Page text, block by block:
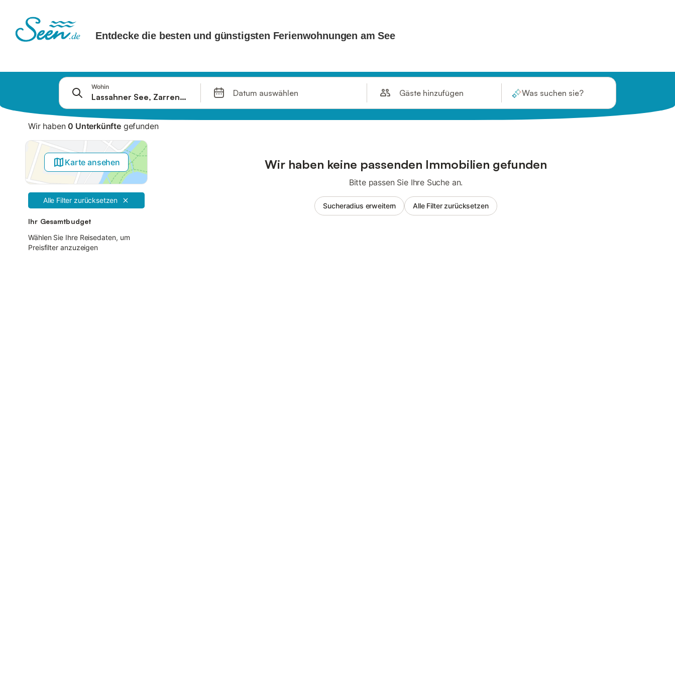
Filter
Angebote
Wohin
Datum auswählen Gäste hinzufügen Was suchen sie?
Wir haben0 Unterkünftegefunden
Karte ansehen
Alle Filter zurücksetzen
Ihr Gesamtbudget
Wählen Sie Ihre Reisedaten, um
Preisfilter anzuzeigen
Wir haben keine passenden Immobilien gefunden
Bitte passen Sie Ihre Suche an.
Sucheradius erweitern Alle Filter zurücksetzen